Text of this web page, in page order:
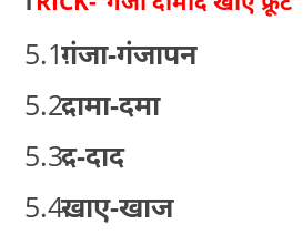
गंजा-गंजापन
दामा-दमा
द-दाद
खाए-खाज